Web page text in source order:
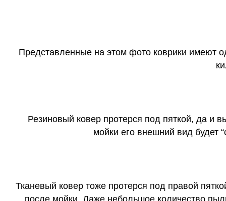
Представленные на этом фото коврики имеют
Резиновый ковер протерся под пяткой, да и
мойки его внешний вид будет
Тканевый ковер тоже протерся под правой